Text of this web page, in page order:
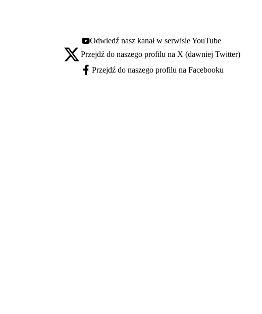
Youtube - otwiera się w nowej karcie
Odwiedź nasz kanał w serwisie YouTube
X - otwiera się w nowej karcie
Przejdź do naszego profilu na X (dawniej Twitter)
Facebook - otwiera się w nowej karcie
Przejdź do naszego profilu na Facebooku